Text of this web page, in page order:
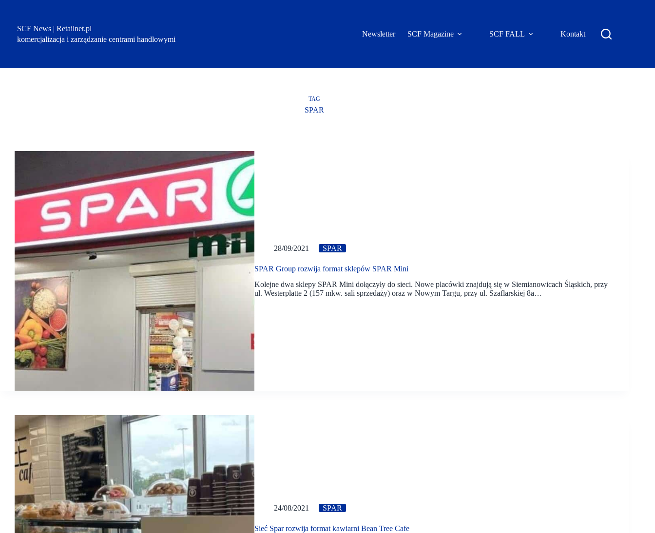
SCF News | Retailnet.pl
komercjalizacja i zarządzanie centrami handlowymi
Newsletter SCF Magazine SCF FALL Kontakt
TAG
SPAR
28/09/2021 SPAR
SPAR Group rozwija format sklepów SPAR Mini
Kolejne dwa sklepy SPAR Mini dołączyły do sieci. Nowe placówki znajdują się w Siemianowicach Śląskich, przy
ul. Westerplatte 2 (157 mkw. sali sprzedaży) oraz w Nowym Targu, przy ul. Szaflarskiej 8a…
24/08/2021 SPAR
Sieć Spar rozwija format kawiarni Bean Tree Cafe